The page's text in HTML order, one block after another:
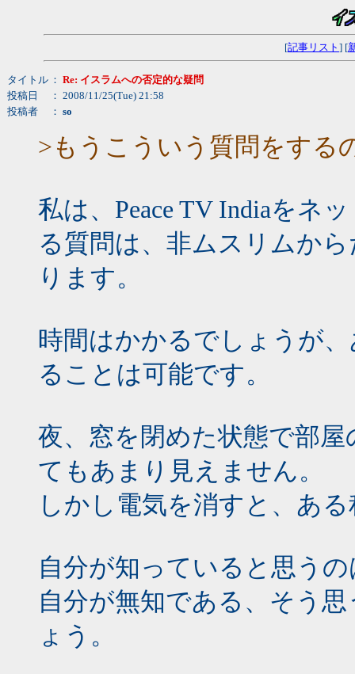
[記事リスト ] [
タイトル ： Re: イスラムへの否定的な疑問
投稿日
： 2008/11/25(Tue) 21:58
投稿者
： so
>もうこういう質問をする
私は、Peace TV Indiaをネ
る質問は、非ムスリムか
ります。
時間はかかるでしょうが
ることは可能です。
夜、窓を閉めた状態で部
てもあまり見えません。
しかし電気を消すと、あ
自分が知っていると思う
自分が無知である、そう
ょう。